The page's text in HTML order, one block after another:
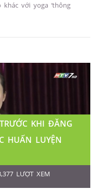
với yoga ‘thông
KHI ĐĂNG
HUẤN LUYỆN
LƯỢT XEM